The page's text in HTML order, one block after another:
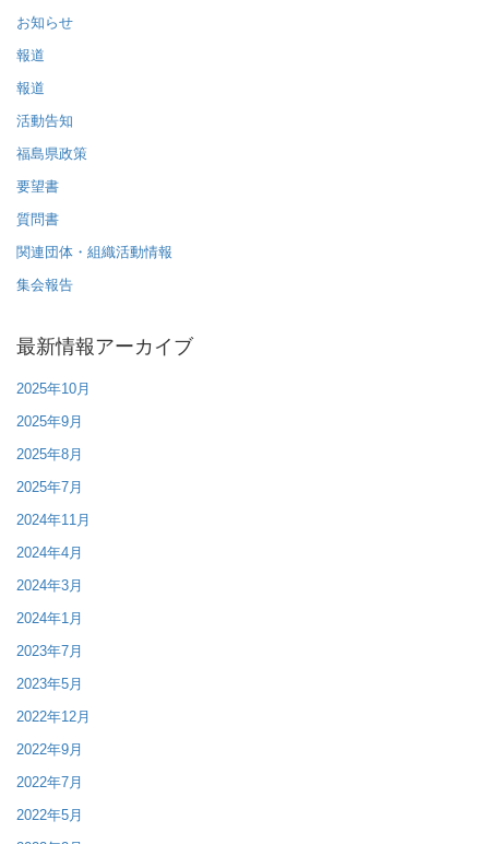
お知らせ
報道
報道
活動告知
福島県政策
要望書
質問書
関連団体・組織活動情報
集会報告
最新情報アーカイブ
2025年10月
2025年9月
2025年8月
2025年7月
2024年11月
2024年4月
2024年3月
2024年1月
2023年7月
2023年5月
2022年12月
2022年9月
2022年7月
2022年5月